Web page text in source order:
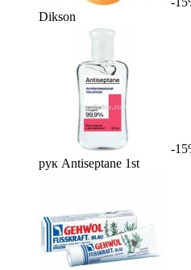
Dikson
-
рук Antiseptane 1st